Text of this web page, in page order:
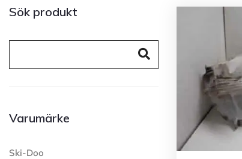
Sök produkt
Varumärke
Ski-Doo